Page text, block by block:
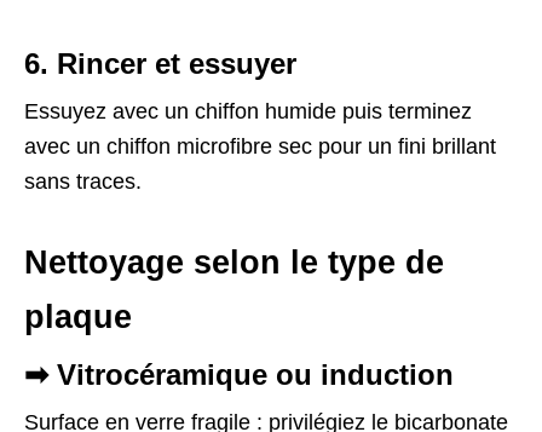
6. Rincer et essuyer
Essuyez avec un chiffon humide puis terminez
avec un chiffon microfibre sec pour un fini brillant
sans traces.
Nettoyage selon le type de
plaque
➡ Vitrocéramique ou induction
Surface en verre fragile : privilégiez le bicarbonate